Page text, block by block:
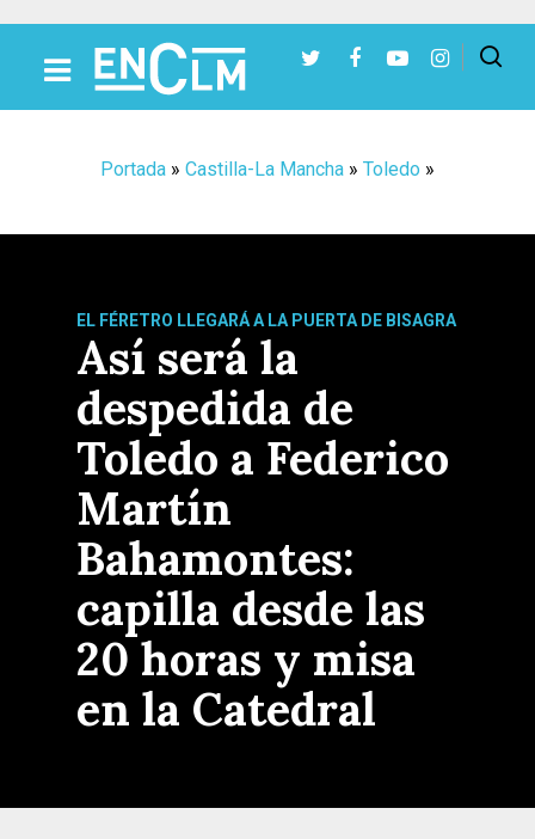
Portada » Castilla-La Mancha » Toledo »
EL FÉRETRO LLEGARÁ A LA PUERTA DE BISAGRA
Así será la
despedida de
Toledo a Federico
Martín
Bahamontes:
capilla desde las
20 horas y misa
en la Catedral